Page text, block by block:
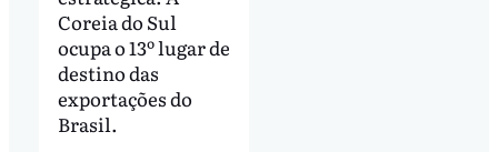
Coreia do Sul
ocupa o 13º lugar de
destino das
exportações do
Brasil.